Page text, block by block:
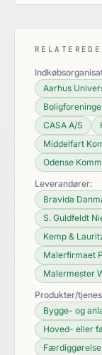
Aarhus
CASA A/S
Middelfart
Odense
Leverandører:
Bravida
S. Guldfeldt
Kemp &
Malerfirmaet
Malermester
Produkter/
Bygge- og
Hoved- eller